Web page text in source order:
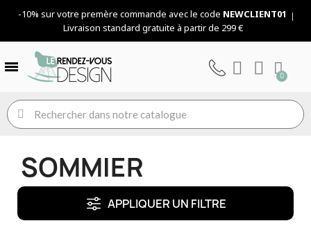
-10% sur votre premère commande avec le code NEWCLIENT01
Livraison standard gratuite à partir de 299 €
SOMMIER
APPLIQUER UN FILTRE